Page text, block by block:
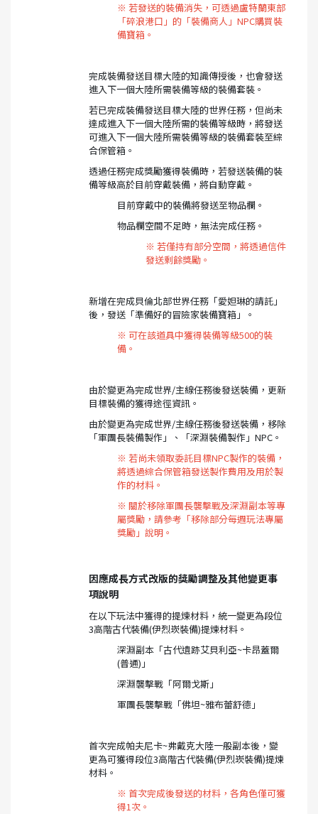
※ 若發送的裝備消失，可透過盧特蘭東部
「碎浪港口」的「裝備商人」NPC購買裝
備寶箱。
完成裝備發送目標大陸的知識傳授後，也會發送
進入下一個大陸所需裝備等級的裝備套裝。
若已完成裝備發送目標大陸的世界任務，但尚未
達成進入下一個大陸所需的裝備等級時，將發送
可進入下一個大陸所需裝備等級的裝備套裝至綜
合保管箱。
透過任務完成獎勵獲得裝備時，若發送裝備的裝
備等級高於目前穿戴裝備，將自動穿戴。
目前穿戴中的裝備將發送至物品欄。
物品欄空間不足時，無法完成任務。
※ 若僅持有部分空間，將透過信件
發送剩餘獎勵。
新增在完成貝倫北部世界任務「愛妲琳的請託」
後，發送「準備好的冒險家裝備寶箱」。
※ 可在該道具中獲得裝備等級500的裝
備。
由於變更為完成世界/主線任務後發送裝備，更新
目標裝備的獲得途徑資訊。
由於變更為完成世界/主線任務後發送裝備，移除
「軍團長裝備製作」、「深淵裝備製作」NPC。
※ 若尚未領取委託目標NPC製作的裝備，
將透過綜合保管箱發送製作費用及用於製
作的材料。
※ 關於移除軍團長襲擊戰及深淵副本等專
屬獎勵，請參考「移除部分每週玩法專屬
獎勵」說明。
因應成長方式改版的獎勵調整及其他變更事
項說明
在以下玩法中獲得的提煉材料，統一變更為段位
3高階古代裝備(伊烈崁裝備)提煉材料。
深淵副本「古代遺跡艾貝利亞~卡昂蓋爾
(普通)」
深淵襲擊戰「阿爾戈斯」
軍團長襲擊戰「佛坦~雅布蕾舒德」
首次完成帕夫尼卡~弗戴克大陸一般副本後，變
更為可獲得段位3高階古代裝備(伊烈崁裝備)提煉
材料。
※ 首次完成後發送的材料，各角色僅可獲
得1次。